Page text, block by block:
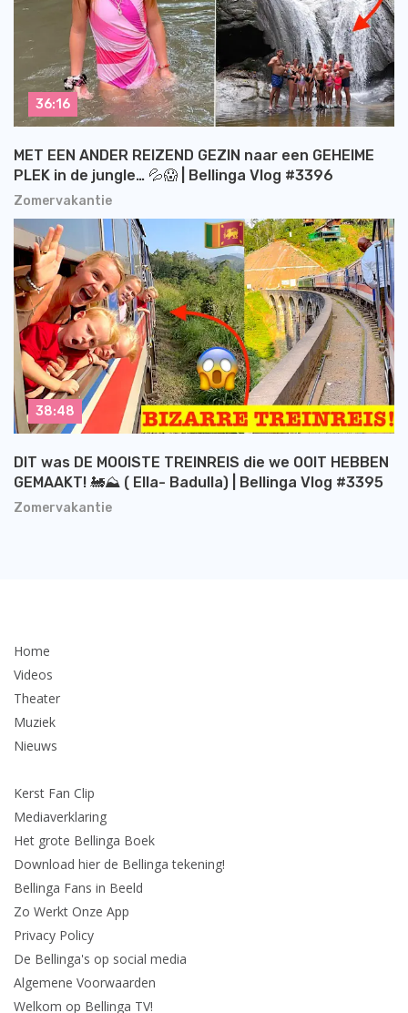
Zomervakantie
MET EEN ANDER REIZEND GEZIN naar een GEHEIME
PLEK in de jungle… 💦😱 | Bellinga Vlog #3396
36:16
Zomervakantie
DIT was DE MOOISTE TREINREIS die we OOIT HEBBEN
GEMAAKT! 🚂⛰️ ( Ella- Badulla) | Bellinga Vlog #3395
38:48
Home
Videos
Theater
Muziek
Nieuws
Kerst Fan Clip
Mediaverklaring
Het grote Bellinga Boek
Download hier de Bellinga tekening!
Bellinga Fans in Beeld
Zo Werkt Onze App
Privacy Policy
De Bellinga's op social media
Algemene Voorwaarden
Welkom op Bellinga TV!